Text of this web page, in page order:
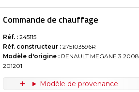
Commande de chauffage
Réf. : 245115
Réf. constructeur : 275103596R
Modèle d'origine : RENAULT MEGANE 3 2008
201201
Modèle de provenance